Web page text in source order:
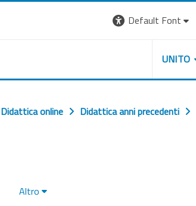
Default Font
UNITO
Didattica online Didattica anni precedenti
Altro